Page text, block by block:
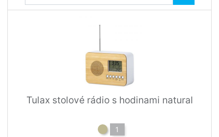
Tulax stolové rádio s hodinami natural
1